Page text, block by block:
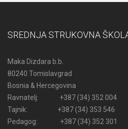
SREDNJA STRUKOVNA
Maka Dizdara b.b.
80240 Tomislavgrad
Bosnia & Hercegovina
Ravnatelj: +387 (34) 352 004
Tajnik: +387 (34) 353 546
Pedagog: +387 (34) 352 301